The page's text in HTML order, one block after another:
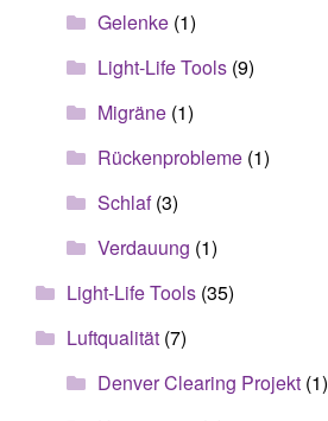
Gelenke(1)
Light-Life Tools(9)
Migräne(1)
Rückenprobleme(1)
Schlaf(3)
Verdauung (1)
Light-Life Tools(35)
Luftqualität(7)
Denver Clearing Projekt(1)